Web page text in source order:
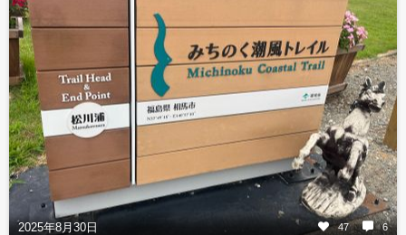
2025年8月30日 47 6